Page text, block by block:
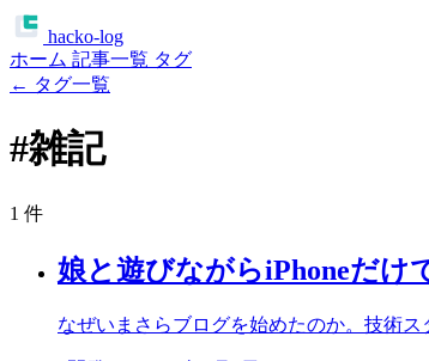
hacko-log
ホーム 記事一覧 タグ
← タグ一覧
#雑記
1 件
娘と遊びながらiPhoneだけ
なぜいまさらブログを始めたのか。技術ス